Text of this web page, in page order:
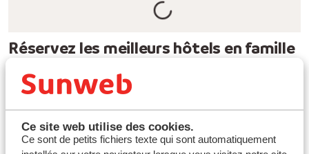
Ce site web utilise des cookies.
Ce sont de petits fichiers texte qui sont automatiquement
Réservez les meilleurs hôtels en famille
Pour vos vacances au soleil en famille, Sunweb vous
réserve les meilleurs hôtels, adaptés à vos besoins. Afin
que toute la famille profite au maximum de ses
vacances, nos hébergements sont soigneusement